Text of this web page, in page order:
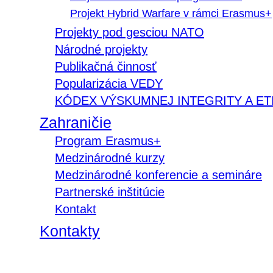
Projekt Hybrid Warfare v rámci Erasmus+
Projekty pod gesciou NATO
Národné projekty
Publikačná činnosť
Popularizácia VEDY
KÓDEX VÝSKUMNEJ INTEGRITY A
Zahraničie
Program Erasmus+
Medzinárodné kurzy
Medzinárodné konferencie a semináre
Partnerské inštitúcie
Kontakt
Kontakty